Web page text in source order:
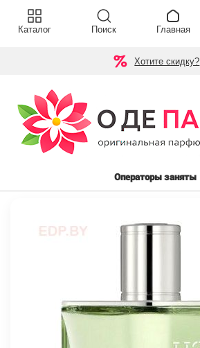
Хотите скидку?
Операторы заняты
Каталог Поиск Главная